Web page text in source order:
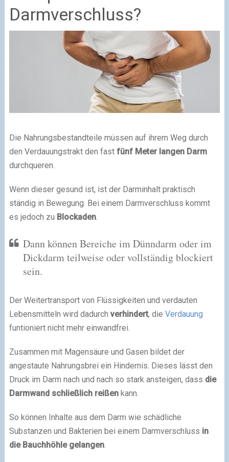
Darmverschluss?
Die Nahrungsbestandteile müssen auf ihrem Weg durch
den Verdauungstrakt den fast fünf Meter langen Darm
durchqueren.
Wenn dieser gesund ist, ist der Darminhalt praktisch
ständig in Bewegung. Bei einem Darmverschluss kommt
es jedoch zu Blockaden.
Dann können Bereiche im Dünndarm oder im
Dickdarm teilweise oder vollständig blockiert
sein.
Der Weitertransport von Flüssigkeiten und verdauten
Lebensmitteln wird dadurch verhindert, die Verdauung
funtioniert nicht mehr einwandfrei.
Zusammen mit Magensäure und Gasen bildet der
angestaute Nahrungsbrei ein Hindernis. Dieses lässt den
Druck im Darm nach und nach so stark ansteigen, dass die
Darmwand schließlich reißenkann.
So können Inhalte aus dem Darm wie schädliche
Substanzen und Bakterien bei einem Darmverschluss in
die Bauchhöhle gelangen.